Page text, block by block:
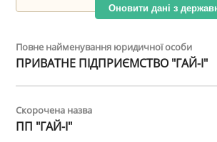
Оновити дані з
Повне найменування юридичної особи
ПРИВАТНЕ ПІДПРИЄМСТВО "ГАЙ-І"
Скорочена назва
ПП "ГАЙ-І"